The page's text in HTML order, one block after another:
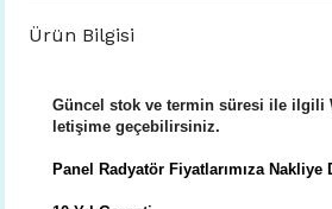
Ürün Bilgisi
Güncel stok ve termin süresi ile ilgili
letişime geçebilirsiniz.
Panel Radyatör Fiyatlarımıza Nakliye